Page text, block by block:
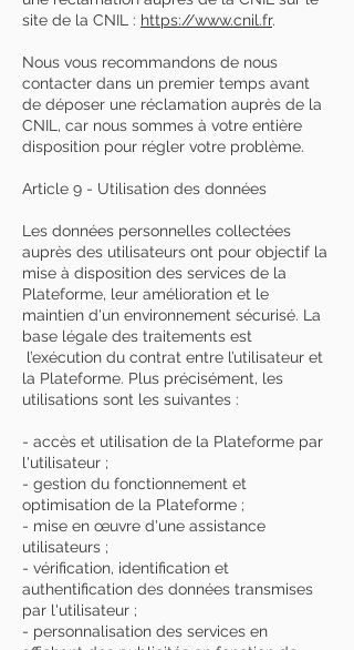
site de la CNIL : https://www.cnil.fr.
Nous vous recommandons de nous
contacter dans un premier temps avant
de déposer une réclamation auprès de la
CNIL, car nous sommes à votre entière
disposition pour régler votre problème.
Article 9 - Utilisation des données
Les données personnelles collectées
auprès des utilisateurs ont pour objectif la
mise à disposition des services de la
Plateforme, leur amélioration et le
maintien d'un environnement sécurisé. La
base légale des traitements est
l’exécution du contrat entre l’utilisateur et
la Plateforme. Plus précisément, les
utilisations sont les suivantes :
- accès et utilisation de la Plateforme par
l'utilisateur ;
- gestion du fonctionnement et
optimisation de la Plateforme ;
- mise en œuvre d'une assistance
utilisateurs ;
- vérification, identification et
authentification des données transmises
par l'utilisateur ;
- personnalisation des services en